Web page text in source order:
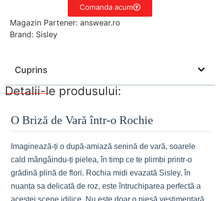
Comanda acum
Magazin Partener: answear.ro
Brand: Sisley
Cuprins
Detalii-le produsului:
O Briză de Vară într-o Rochie
Imaginează-ți o după-amiază senină de vară, soarele
cald mângâindu-ți pielea, în timp ce te plimbi printr-o
grădină plină de flori. Rochia midi evazată Sisley, în
nuanța sa delicată de roz, este întruchiparea perfectă a
acestei scene idilice. Nu este doar o piesă vestimentară,